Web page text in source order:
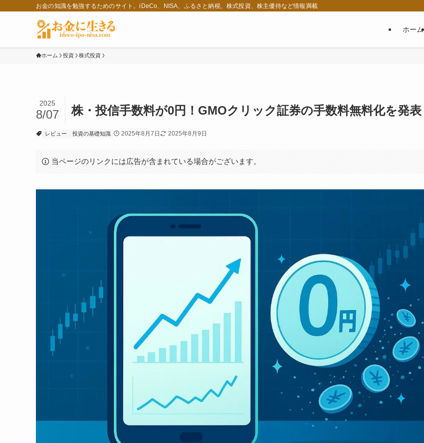
お金の知識を勉強するためのサイト。iDeCo、NISA、ふるさと納税、株式投資、株主優待など情報満載
ホーム
ホーム 投資 株式投資
株・投信手数料が0円！GMOクリック証券の手数料無料化を発表
2025
8/07
レビュー 投資の基礎知識 2025年8月7日 2025年8月9日
当ページのリンクには広告が含まれている場合がございます。